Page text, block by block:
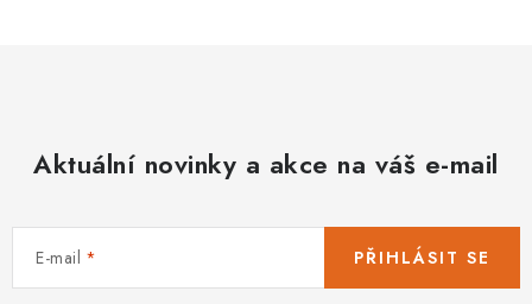
Aktuální novinky a akce na váš e-mail
E-mail PŘIHLÁSIT SE